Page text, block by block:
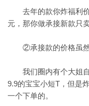
去年的款你炸福利价
元，那你做承接新款只
②承接款的价格虽然
我们圈内有个大姐自
9.9的宝宝小短T，但是
一个下单的。